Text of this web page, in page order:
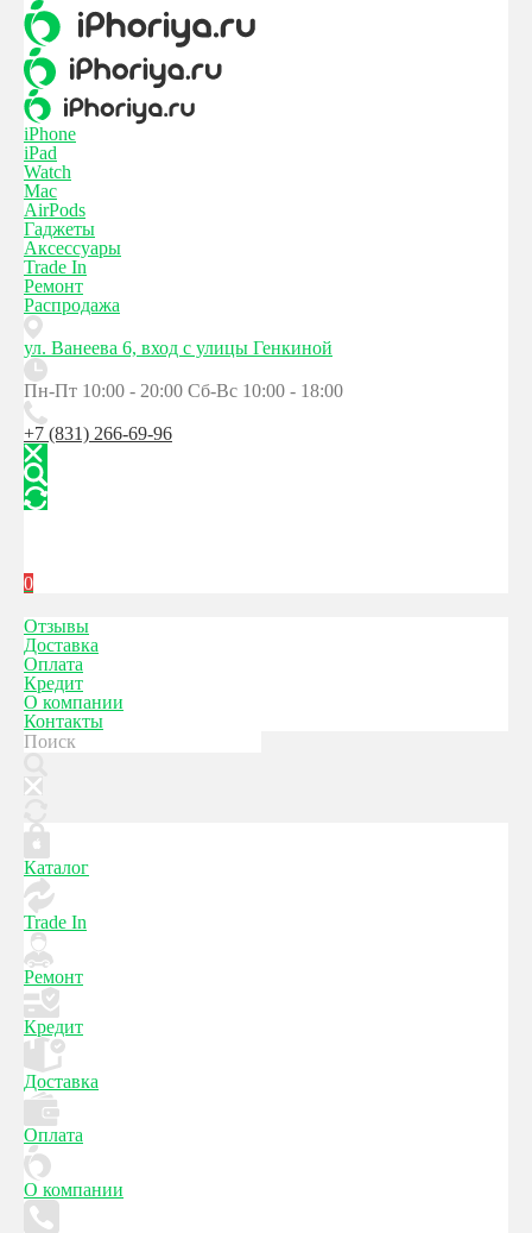
iPhone
iPad
Watch
Mac
AirPods
Гаджеты
Аксессуары
Trade In
Ремонт
Распродажа
ул. Ванеева 6, вход с улицы Генкиной
Пн-Пт 10:00 - 20:00 Сб-Вс 10:00 - 18:00
+7 (831) 266-69-96
0
Отзывы
Доставка
Оплата
Кредит
О компании
Контакты
Каталог
Trade In
Ремонт
Кредит
Доставка
Оплата
О компании